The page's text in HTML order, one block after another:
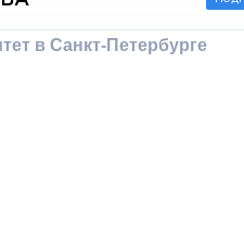
в Санкт-Петербурге